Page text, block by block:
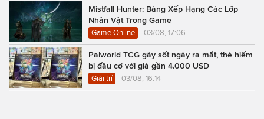
Mistfall Hunter: Bảng Xếp Hạng Các Lớp
Nhân Vật Trong Game
Game Online 03/08, 17:06
Palworld TCG gây sốt ngày ra mắt, thẻ hiếm
bị đầu cơ với giá gần 4.000 USD
Giải trí 03/08, 16:14